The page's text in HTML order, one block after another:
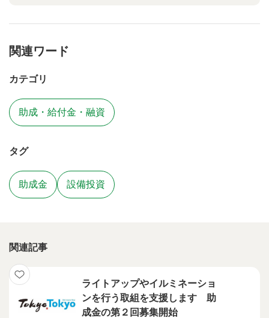
関連ワード
カテゴリ
助成・給付金・融資
タグ
助成金 設備投資
関連記事
ライトアップやイルミネーショ
ンを行う取組を支援します 助
成金の第２回募集開始